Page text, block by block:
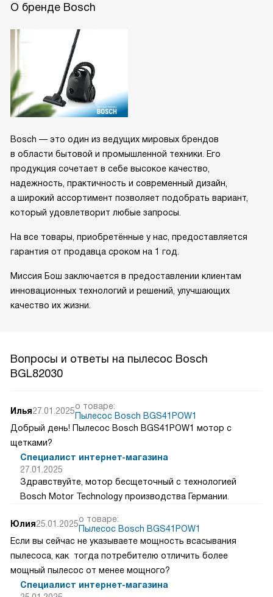
О бренде Bosch
Bosch — это один из ведущих мировых брендов
в области бытовой и промышленной техники. Его
продукция сочетает в себе высокое качество,
надежность, практичность и современный дизайн,
а широкий ассортимент позволяет подобрать вариант,
который удовлетворит любые запросы.
На все товары, приобретённые у нас, предоставляется
гарантия от продавца сроком на 1 год.
Миссия Бош заключается в предоставлении клиентам
инновационных технологий и решений, улучшающих
качество их жизни.
Вопросы и ответы на пылесос Bosch
BGL82030
Илья27.01.2025о товаре:
Пылесос Bosch BGS41POW1
Добрый день! Пылесос Bosch BGS41POW1 мотор с
щетками?
Специалист интернет-магазина
27.01.2025
Здравствуйте, мотор бесщеточный с технологией
Bosch Motor Technology производства Германии.
Юлия25.01.2025о товаре:
Пылесос Bosch BGS41POW1
Если вы сейчас не указываете мощность всасывания
пылесоса, как тогда потребителю отличить более
мощный пылесос от менее мощного?
Специалист интернет-магазина